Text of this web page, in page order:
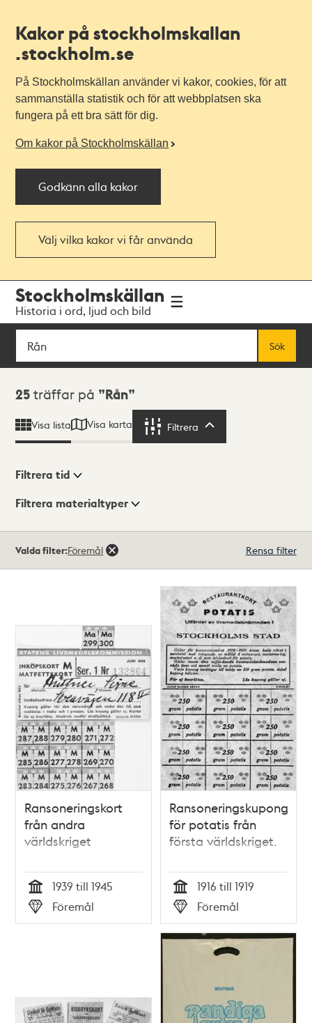
Kakor på stockholmskallan
.stockholm.se
På Stockholmskällan använder vi kakor, cookies, för att
sammanställa statistik och för att webbplatsen ska
fungera på ett bra sätt för dig.
Om kakor på Stockholmskällan
Godkänn alla kakor
Välj vilka kakor vi får använda
navigationen
huvudinnehållet
Stockholmskällan
Historia i ord, ljud och bild
Sök
Sök
Sökresultat
25 träffar på Rån
Visa lista Visa karta Filtrera
Visningsläge
Filtrera tid
Filtrera materialtyper
träffar
Valda filter:Föremål Rensa filter
Ransoneringskort
från andra
världskriget
Tid
1939 till 1945
Typ
Föremål
Ransoneringskuponger
för potatis från
första världskriget.
Tid
1916 till 1919
Typ
Föremål